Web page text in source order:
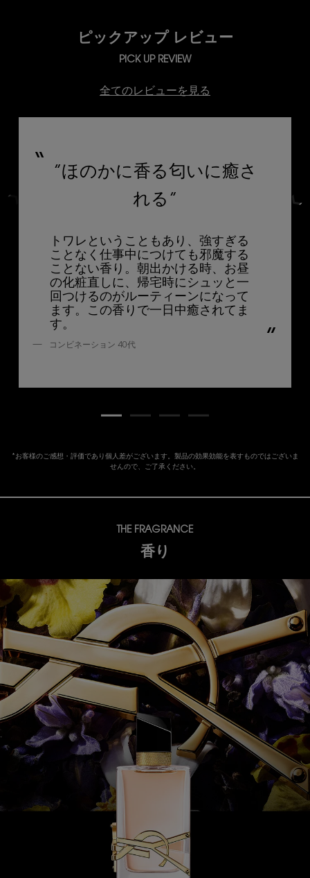
ピックアップ レビュー
PICK UP REVIEW
全てのレビューを見る
”ほのかに香る匂いに癒さ
れる”
トワレということもあり、強すぎる
ことなく仕事中につけても邪魔する
ことない香り。朝出かける時、お昼
の化粧直しに、帰宅時にシュッと一
回つけるのがルーティーンになって
ます。この香りで一日中癒されてま
す。
コンビネーション 40代
*お客様のご感想・評価であり個人差がございます。製品の効果効能を表すものではございま
せんので、ご了承ください。
THE FRAGRANCE
香り